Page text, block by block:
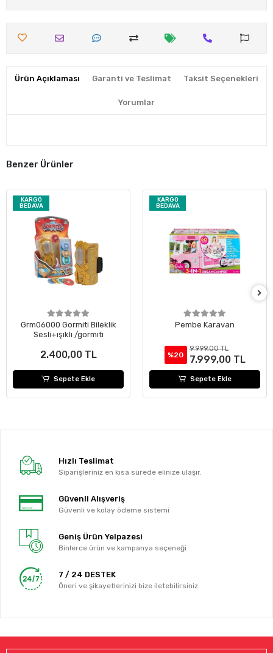
Ürün Açıklaması Garanti ve Teslimat Taksit Seçenekleri
Yorumlar
Benzer Ürünler
KARGO
BEDAVA
Grm06000 Gormiti Bileklik
Sesli+ışıklı /gormıtı
2.400,00 TL
Sepete Ekle
KARGO
BEDAVA
Pembe Karavan
%20
9.999,00 TL
7.999,00 TL
Sepete Ekle
Hızlı Teslimat
Siparişleriniz en kısa sürede elinize ulaşır.
Güvenli Alışveriş
Güvenli ve kolay ödeme sistemi
Geniş Ürün Yelpazesi
Binlerce ürün ve kampanya seçeneği
7 / 24 DESTEK
Öneri ve şikayetlerinizi bize iletebilirsiniz.